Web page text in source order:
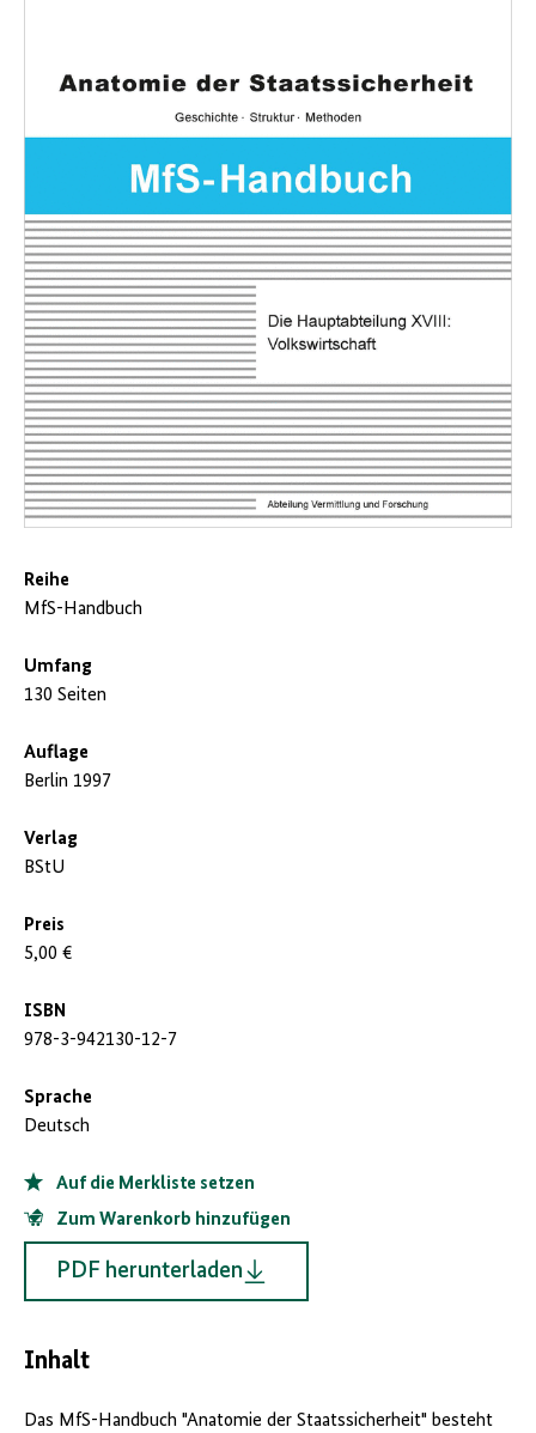
Reihe
MfS-Handbuch
Umfang
130 Seiten
Auflage
Berlin 1997
Verlag
BStU
Preis
5,00 €
ISBN
978-3-942130-12-7
Sprache
Deutsch
Auf die Merkliste setzen
Zum Warenkorb hinzufügen
PDF herunterladen
Inhalt
Das MfS-Handbuch "Anatomie der Staatssicherheit" besteht